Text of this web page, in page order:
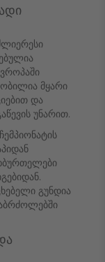
მყარი
და
უნარით.
გუნდია